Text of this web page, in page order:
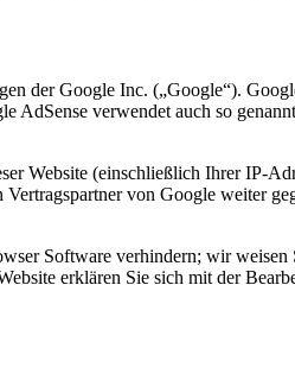
der Google Inc. („Google“).
verwendet auch so
Website (einschließlich Ihrer IP-
von Google weiter
Software verhindern; wir
erklären Sie sich mit der